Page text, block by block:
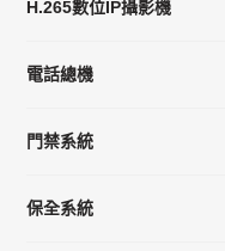
H.265數位IP攝影機
電話總機
門禁系統
保全系統